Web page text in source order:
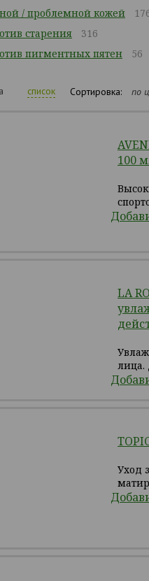
/ проблемной кожей
старения
316
пигментных пятен
56
список Сортировка: по
100
LA
лица.
Уход